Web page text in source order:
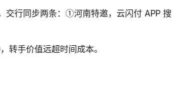
交行同步两条：①河南特邀，云闪付 APP 搜
转手价值远超时间成本。